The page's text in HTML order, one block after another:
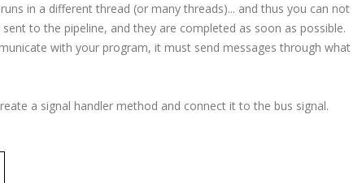
in a different thread (or many threads)... and thus you can not
to the pipeline, and they are completed as soon as possible.
with your program, it must send messages through what
a signal handler method and connect it to the bus signal.